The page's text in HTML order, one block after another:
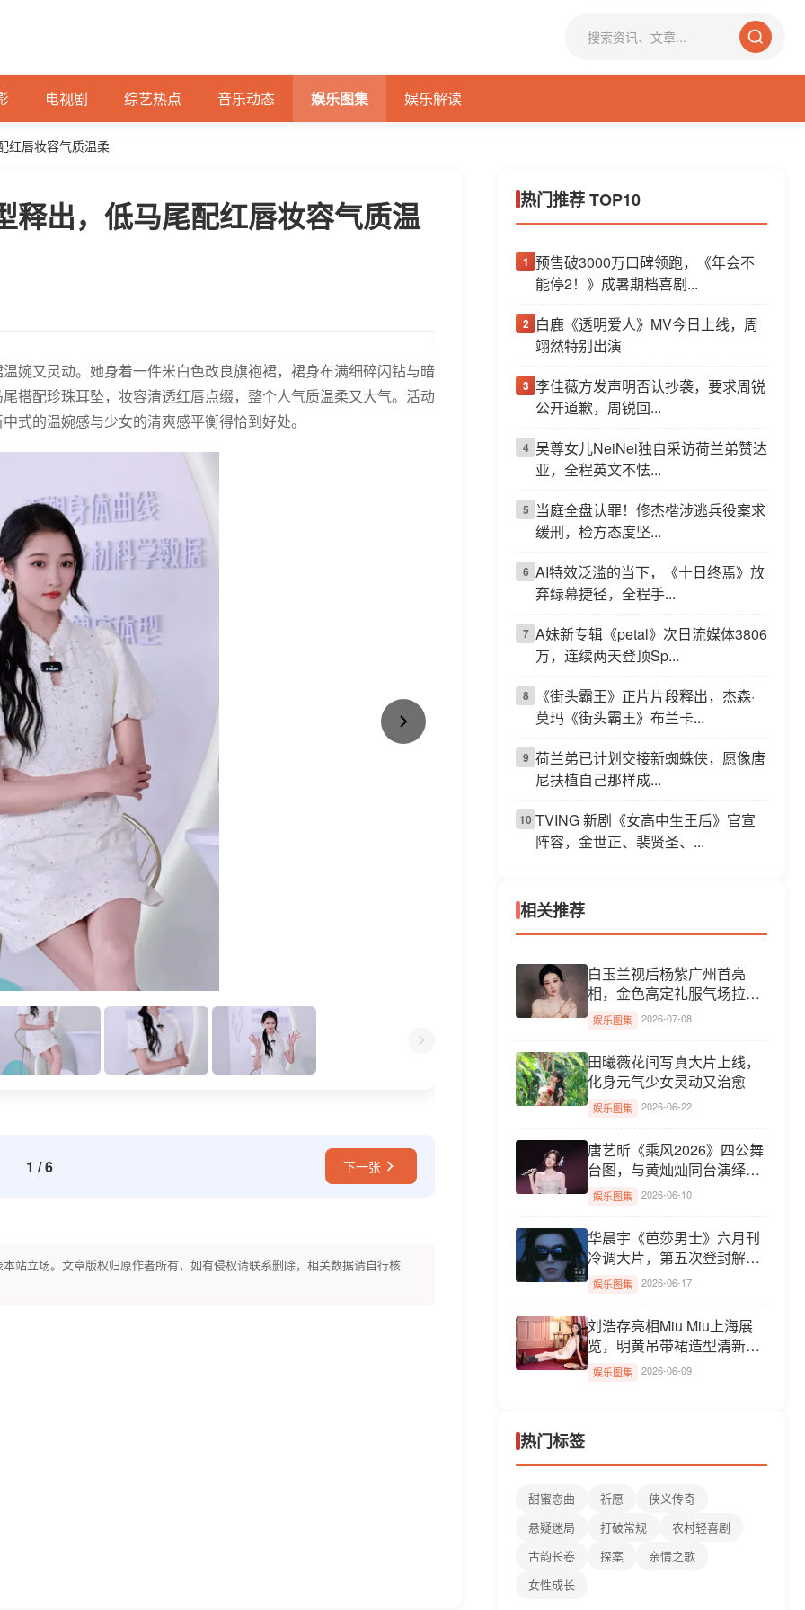
电视剧 综艺热点 音乐动态 娱乐图集 娱乐解读
红唇妆容气质温柔
释出，低马尾配红唇妆容气质温
婉又灵动。她身着一件米白色改良旗袍裙，裙身布满细碎闪钻与暗
搭配珍珠耳坠，妆容清透红唇点缀，整个人气质温柔又大气。活动
式的温婉感与少女的清爽感平衡得恰到好处。
1 /6 下一张
站立场。文章版权归原作者所有，如有侵权请联系删除，相关数据请自行核
热门推荐 TOP10
1 预售破3000万口碑领跑，《年会不
能停2！》成暑期档喜剧...
2 白鹿《透明爱人》MV今日上线，周
翊然特别出演
3 李佳薇方发声明否认抄袭，要求周锐
公开道歉，周锐回...
4 吴尊女儿NeiNei独自采访荷兰弟赞达
亚，全程英文不怯...
5 当庭全盘认罪！修杰楷涉逃兵役案求
缓刑，检方态度坚...
6 AI特效泛滥的当下，《十日终焉》放
弃绿幕捷径，全程手...
7 A妹新专辑《petal》次日流媒体3806
万，连续两天登顶Sp...
8
《街头霸王》正片片段释出，杰森·
莫玛《街头霸王》布兰卡...
9 荷兰弟已计划交接新蜘蛛侠，愿像唐
尼扶植自己那样成...
10 TVING 新剧《女高中生王后》官宣
阵容，金世正、裴贤圣、...
相关推荐
白玉兰视后杨紫广州首亮
相，金色高定礼服气场拉
满！
娱乐图集 2026-07-08
田曦薇花间写真大片上线，
化身元气少女灵动又治愈
娱乐图集 2026-06-22
唐艺昕《乘风2026》四公舞
台图，与黄灿灿同台演绎
《雪人...
娱乐图集 2026-06-10
华晨宇《芭莎男士》六月刊
冷调大片，第五次登封解锁
双...
娱乐图集 2026-06-17
刘浩存亮相Miu Miu上海展
览，明黄吊带裙造型清新灵
动
娱乐图集 2026-06-09
热门标签
甜蜜恋曲 祈愿
侠义传奇
悬疑迷局
打破常规
农村轻喜剧
古韵长卷
探案
亲情之歌
女性成长